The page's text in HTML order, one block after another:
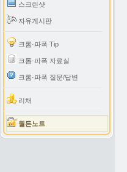
스크린샷
자유게시판
크롬·파폭 Tip
크롬·파폭 자료실
크롬·파폭 질문/답변
리채
월든노트